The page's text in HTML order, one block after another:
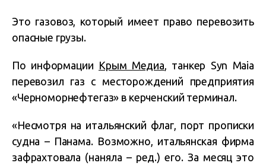
Это газовоз, который имеет право перевозить
опасные грузы.
По информации Крым Медиа , танкер Syn Maia
перевозил газ с месторождений предприятия
«Черноморнефтегаз» в керченский терминал.
«Несмотря на итальянский флаг, порт прописки
судна – Панама. Возможно, итальянская фирма
зафрахтовала (наняла – ред.) его. За месяц это